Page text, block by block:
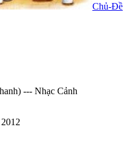
Chủ-Đề
--- Nhạc Cảnh